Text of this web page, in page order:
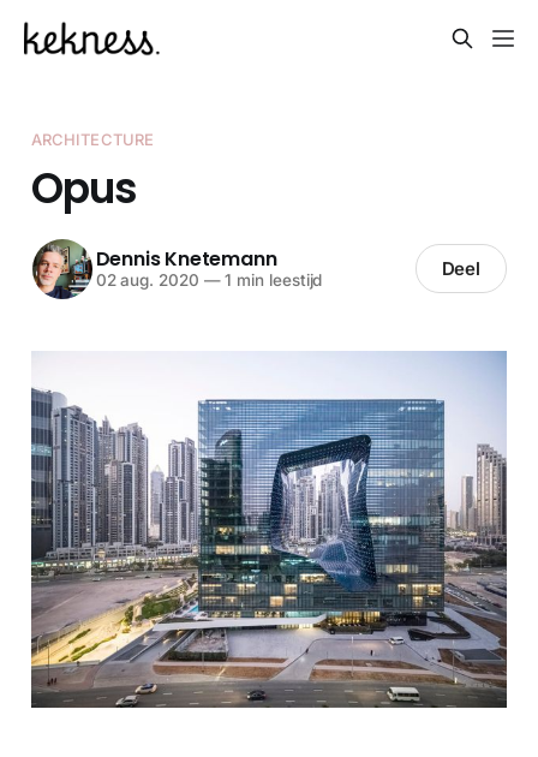
ARCHITECTURE
Opus
Dennis Knetemann
02 aug. 2020 —1 min leestijd Deel